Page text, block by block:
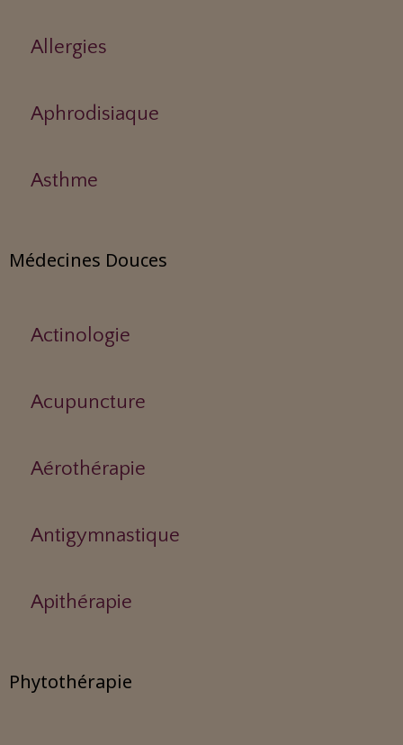
Allergies
Aphrodisiaque
Asthme
Médecines Douces
Actinologie
Acupuncture
Aérothérapie
Antigymnastique
Apithérapie
Phytothérapie